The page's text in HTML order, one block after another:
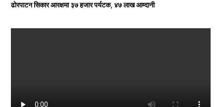
ढोरपाटन सिकार आरक्षमा ३७ हजार पर्यटक, ४७ लाख आम्दानी